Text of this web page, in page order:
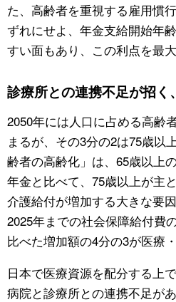
た、高齢者を重視する雇用慣
ずれにせよ、年金支給開始年
すい面もあり、この利点を最
診療所との連携不足が招く
2050年には人口に占める高齢
まるが、その3分の2は75歳以
齢者の高齢化」は、65歳以上
年金と比べて、75歳以上が主
介護給付が増加する大きな要
2025年までの社会保障給付費
比べた増加額の4分の3が医療
日本で医療資源を配分する上
病院と診療所との連携不足が